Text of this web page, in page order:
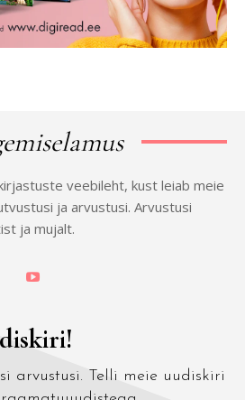
veebileht, kust leiab meie
ja arvustusi. Arvustusi
ja mujalt.
arvustusi. Telli meie uudiskiri